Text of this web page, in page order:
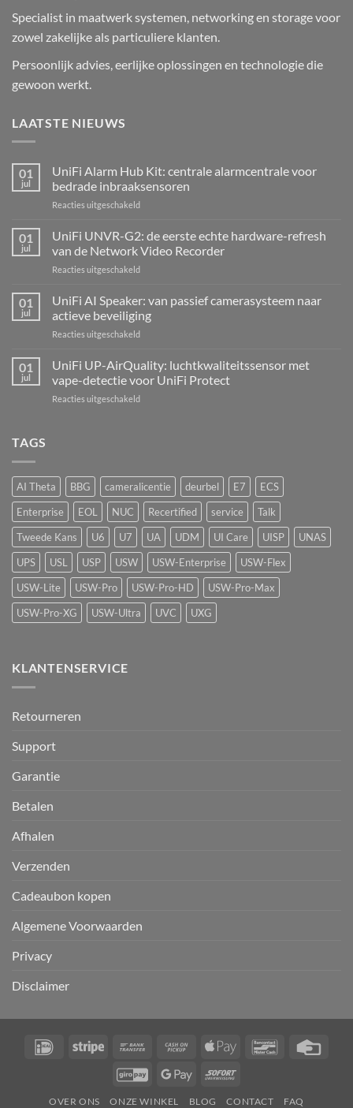
Specialist in maatwerk systemen, networking en storage voor
zowel zakelijke als particuliere klanten.
Persoonlijk advies, eerlijke oplossingen en technologie die
gewoon werkt.
LAATSTE NIEUWS
01
jul
UniFi Alarm Hub Kit: centrale alarmcentrale voor
bedrade inbraaksensoren
Reacties uitgeschakeldvoor
Alarm
Kit:
centrale
voor
inbraaksensoren
01
jul
UniFi UNVR-G2: de eerste echte hardware-refresh
van de Network Video Recorder
Reacties uitgeschakeldvoor
de
eerste
hardware-
refresh
de
01
jul
UniFi AI Speaker: van passief camerasysteem naar
actieve beveiliging
Reacties uitgeschakeldvoor
Speaker:
van
passief
01
jul
UniFi UP-AirQuality: luchtkwaliteitssensor met
vape-detectie voor UniFi Protect
Reacties uitgeschakeldvoor
vape-
detectie
voor
UniFi
Protect
TAGS
AI Theta BBG cameralicentie deurbel E7
ECS
Enterprise
EOL NUC Recertified service
Talk
Tweede Kans
U6 U7 UA UDM UI Care UISP
UNAS
UPS
USL USP USW USW-Enterprise
USW-Flex
USW-Lite
USW-Pro USW-Pro-HD
USW-Pro-Max
USW-Pro-XG
USW-Ultra UVC UXG
KLANTENSERVICE
Retourneren
Support
Garantie
Betalen
Afhalen
Verzenden
Cadeaubon kopen
Algemene Voorwaarden
Privacy
Disclaimer
IDeal Stripe
Bank
Cash
Pickup
Apple
Bancontact
GiroPay Google
Sofort
OVER ONS ONZE WINKEL BLOG CONTACT FAQ